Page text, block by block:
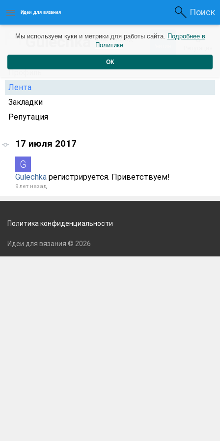
Идеи для вязания Поиск
Gulechka9 лет назад 0 0
Профиль
Лента
Закладки
Репутация
17 июля 2017
Gulechka регистрируется. Приветствуем!
9 лет назад
Мы используем куки и метрики для работы сайта. Подробнее в
Политике.
ОК
Политика конфиденциальности
Идеи для вязания © 2026